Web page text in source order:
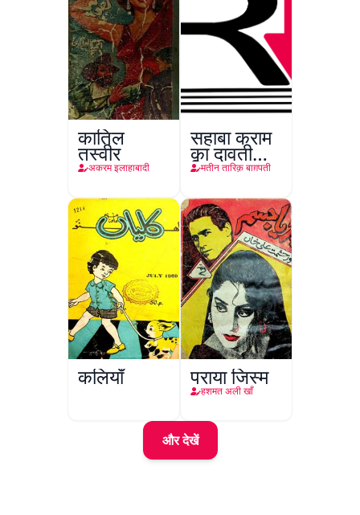
कातिल
तस्वीर
अकरम इलाहाबादी
सहाबा कराम
का दावती
किरदार
मतीन तारिक़ बाग़पती
कलियाँ पराया जिस्म
हशमत अली खाँ
और देखें